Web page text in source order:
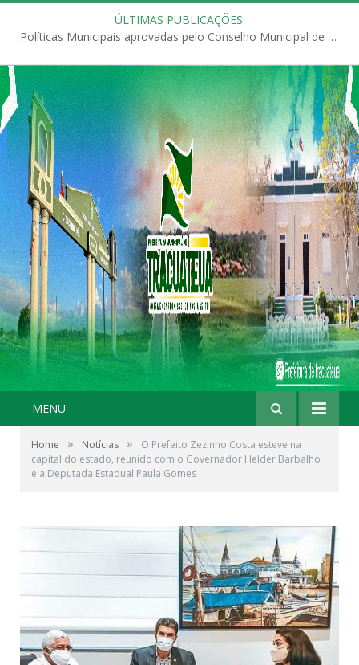
ÚLTIMAS PUBLICAÇÕES:
Políticas Municipais aprovadas pelo Conselho Municipal de Educação (CME)
MENU
Home » Notícias »
O Prefeito Zezinho Costa esteve na
capital do estado, reunido com o Governador Helder Barbalho
e a Deputada Estadual Paula Gomes